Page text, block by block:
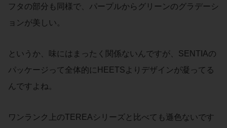
フタの部分も同様で、パープルからグリーンのグラデーシ
ョンが美しい。
というか、味にはまったく関係ないんですが、SENTIAの
パッケージって全体的にHEETSよりデザインが凝ってる
んですよね。
ワンランク上のTEREAシリーズと比べても遜色ないです